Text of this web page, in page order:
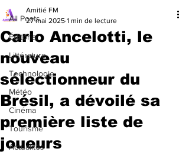
All Posts
Éditorial
Littérature
Technologie
Météo
Cinéma
Tourisme
Actualités
Carlo Ancelotti, le
nouveau
sélectionneur du
Brésil, a dévoilé sa
première liste de
joueurs
Amitié FM
27 mai 2025 1 min de lecture